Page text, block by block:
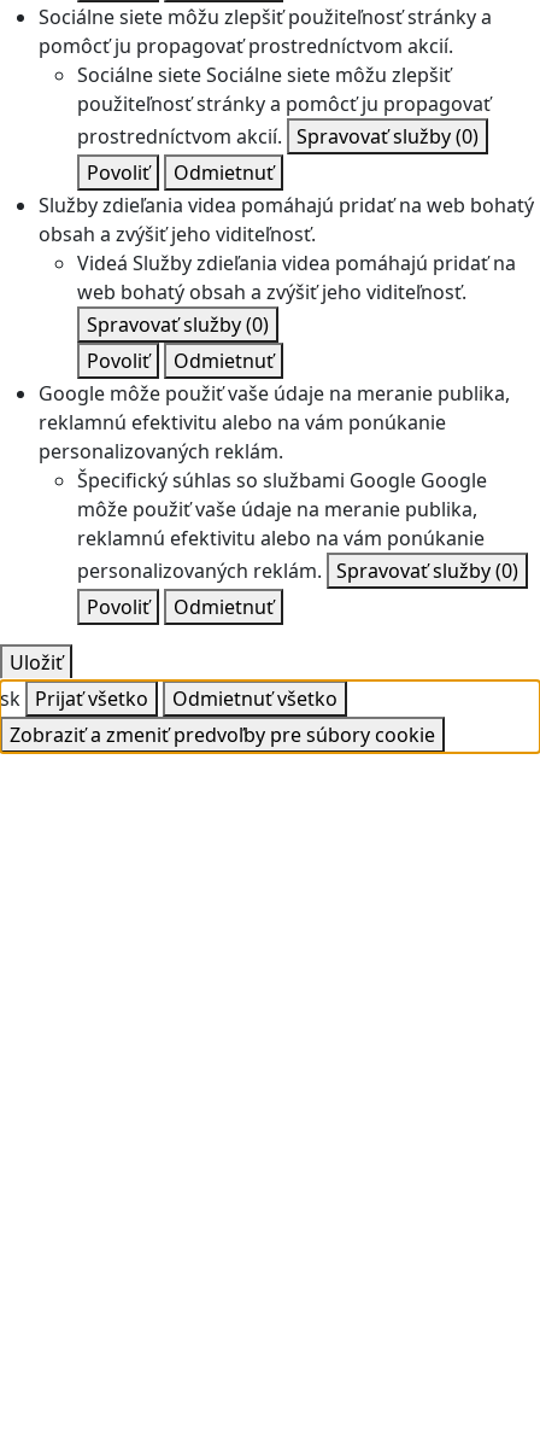
Sociálne siete môžu zlepšiť použiteľnosť stránky a
pomôcť ju propagovať prostredníctvom akcií.
Sociálne sieteSociálne siete môžu zlepšiť
použiteľnosť stránky a pomôcť ju propagovať
prostredníctvom akcií. Spravovať služby(0)
Povoliť
Odmietnuť
Služby zdieľania videa pomáhajú pridať na web bohatý
obsah a zvýšiť jeho viditeľnosť.
Videá Služby zdieľania videa pomáhajú pridať na
web bohatý obsah a zvýšiť jeho viditeľnosť.
Spravovať služby(0)
Povoliť
Odmietnuť
Google môže použiť vaše údaje na meranie publika,
reklamnú efektivitu alebo na vám ponúkanie
personalizovaných reklám.
Špecifický súhlas so službami Google Google
môže použiť vaše údaje na meranie publika,
reklamnú efektivitu alebo na vám ponúkanie
personalizovaných reklám. Spravovať služby(0)
Povoliť
Odmietnuť
Uložiť
sk Prijať všetko
Odmietnuť všetko
Zobraziť a zmeniť predvoľby pre súbory cookie